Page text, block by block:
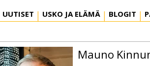
UUTISET USKO JA ELÄMÄ BLOGIT
Mauno